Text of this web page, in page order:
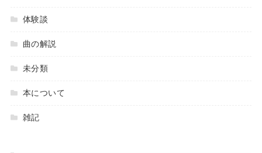
体験談
曲の解説
未分類
本について
雑記